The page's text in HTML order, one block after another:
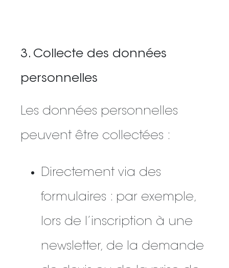
3. Collecte des données
personnelles
Les données personnelles
peuvent être collectées :
Directement via des
formulaires : par exemple,
lors de l’inscription à une
newsletter, de la demande